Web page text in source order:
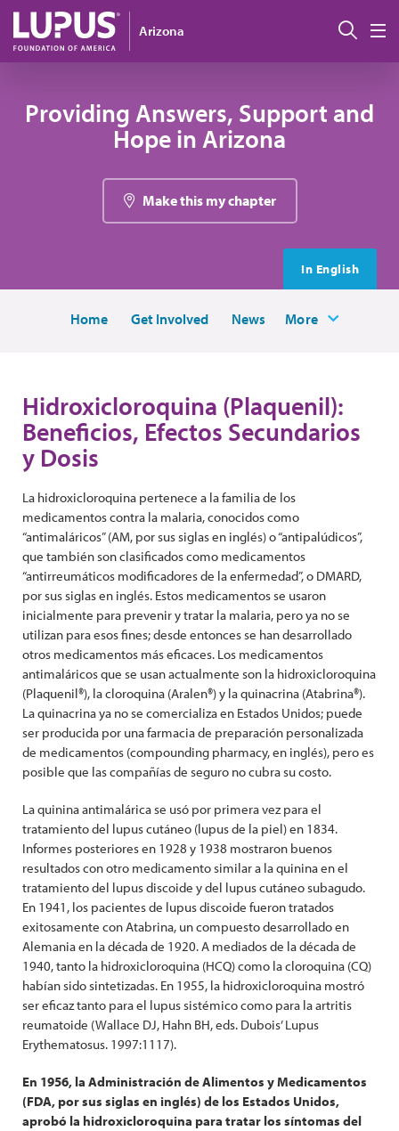
Pasar al contenido principal
Arizona
Providing Answers, Support and
Hope in Arizona
Make this my chapter
In English
Home Get Involved News More
Hidroxicloroquina (Plaquenil):
Beneficios, Efectos Secundarios
y Dosis
La hidroxicloroquina pertenece a la familia de los
medicamentos contra la malaria, conocidos como
“antimaláricos” (AM, por sus siglas en inglés) o “antipalúdicos”,
que también son clasificados como medicamentos
“antirreumáticos modificadores de la enfermedad”, o DMARD,
por sus siglas en inglés. Estos medicamentos se usaron
inicialmente para prevenir y tratar la malaria, pero ya no se
utilizan para esos fines; desde entonces se han desarrollado
otros medicamentos más eficaces. Los medicamentos
antimaláricos que se usan actualmente son la hidroxicloroquina
(Plaquenil®), la cloroquina (Aralen®) y la quinacrina (Atabrina®).
La quinacrina ya no se comercializa en Estados Unidos; puede
ser producida por una farmacia de preparación personalizada
de medicamentos (compounding pharmacy, en inglés), pero es
posible que las compañías de seguro no cubra su costo.
La quinina antimalárica se usó por primera vez para el
tratamiento del lupus cutáneo (lupus de la piel) en 1834.
Informes posteriores en 1928 y 1938 mostraron buenos
resultados con otro medicamento similar a la quinina en el
tratamiento del lupus discoide y del lupus cutáneo subagudo.
En 1941, los pacientes de lupus discoide fueron tratados
exitosamente con Atabrina, un compuesto desarrollado en
Alemania en la década de 1920. A mediados de la década de
1940, tanto la hidroxicloroquina (HCQ) como la cloroquina (CQ)
habían sido sintetizadas. En 1955, la hidroxicloroquina mostró
ser eficaz tanto para el lupus sistémico como para la artritis
reumatoide (Wallace DJ, Hahn BH, eds. Dubois’ Lupus
Erythematosus. 1997:1117).
En 1956, la Administración de Alimentos y Medicamentos
(FDA, por sus siglas en inglés) de los Estados Unidos,
aprobó la hidroxicloroquina para tratar los síntomas del